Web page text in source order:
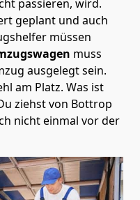
passieren, wird.
geplant und auch
müssen
muss
ausgelegt sein.
am Platz. Was ist
ziehst von Bottrop
nicht einmal vor der